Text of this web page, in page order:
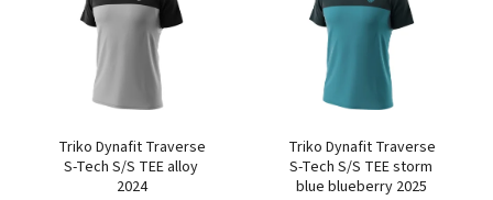
Triko Dynafit Traverse
S-Tech S/S TEE alloy
2024
Triko Dynafit Traverse
S-Tech S/S TEE storm
blue blueberry 2025